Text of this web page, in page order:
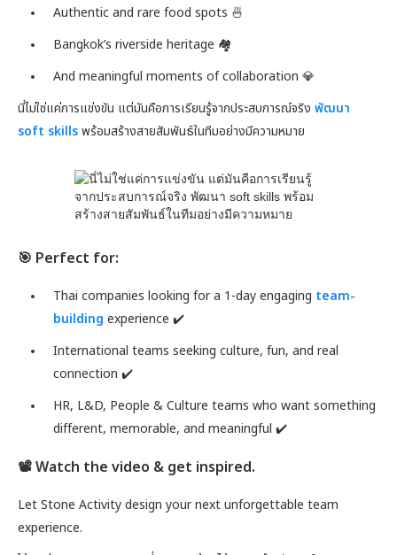
Authentic and rare food spots 🍜
Bangkok’s riverside heritage 🏘️
And meaningful moments of collaboration 💎
นี่ไม่ใช่แค่การแข่งขัน แต่มันคือการเรียนรู้จากประสบการณ์จริง พัฒนา
soft skillsพร้อมสร้างสายสัมพันธ์ในทีมอย่างมีความหมาย
🎯 Perfect for:
Thai companies looking for a 1-day engaging team-
building experience ✔️
International teams seeking culture, fun, and real
connection ✔️
HR, L&D, People & Culture teams who want something
different, memorable, and meaningful ✔️
📽️ Watch the video & get inspired.
Let Stone Activity design your next unforgettable team
experience.